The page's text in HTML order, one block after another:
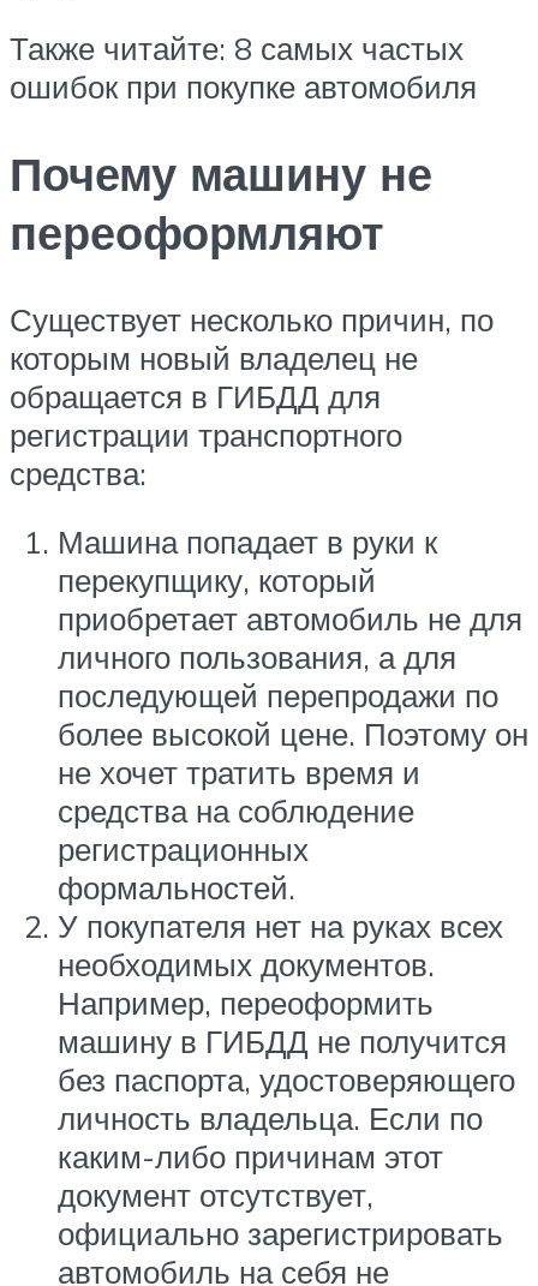
Также читайте: 8 самых частых
ошибок при покупке автомобиля
Почему машину не
переоформляют
Существует несколько причин, по
которым новый владелец не
обращается в ГИБДД для
регистрации транспортного
средства:
Машина попадает в руки к
перекупщику, который
приобретает автомобиль не для
личного пользования, а для
последующей перепродажи по
более высокой цене. Поэтому он
не хочет тратить время и
средства на соблюдение
регистрационных
формальностей.
У покупателя нет на руках всех
необходимых документов.
Например, переоформить
машину в ГИБДД не получится
без паспорта, удостоверяющего
личность владельца. Если по
каким-либо причинам этот
документ отсутствует,
официально зарегистрировать
автомобиль на себя не